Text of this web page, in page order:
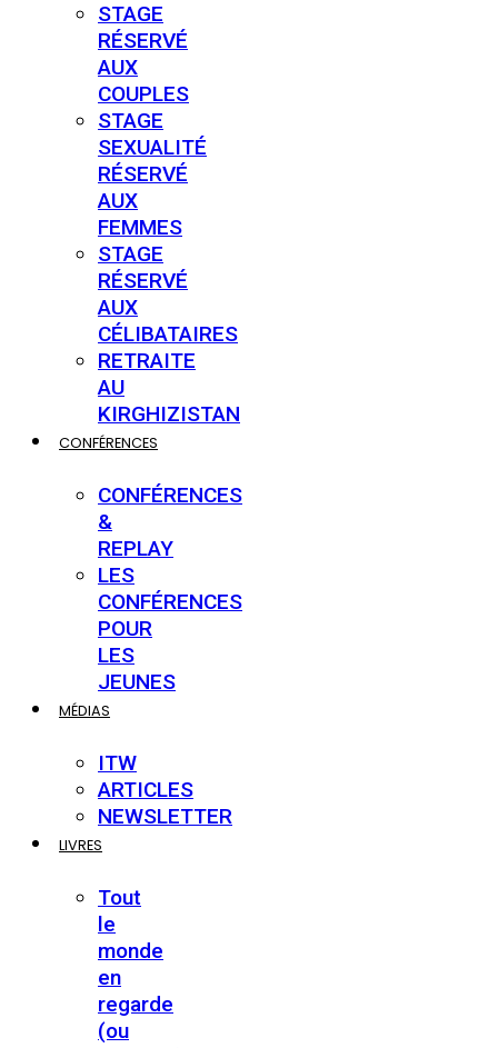
STAGE
RÉSERVÉ
AUX
COUPLES
STAGE
SEXUALITÉ
RÉSERVÉ
AUX
FEMMES
STAGE
RÉSERVÉ
AUX
CÉLIBATAIRES
RETRAITE
AU
KIRGHIZISTAN
CONFÉRENCES
CONFÉRENCES
&
REPLAY
LES
CONFÉRENCES
POUR
LES
JEUNES
MÉDIAS
ITW
ARTICLES
NEWSLETTER
LIVRES
Tout
le
monde
en
regarde
(ou